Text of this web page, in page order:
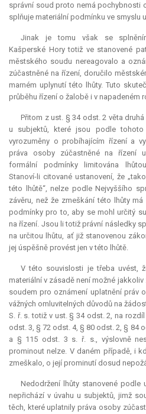
správní soud proto nemá pochybnosti
splňuje materiální podmínku ve smyslu
Jinak je tomu však se
Kašperské Hory totiž ve stanovené
městského soudu nereagovalo a
zúčastněné na řízení, doručilo
marném uplynutí této lhůty. Tuto
průběhu řízení o žalobě i v napadeném
Přitom z ust. § 34 odst. 2 věta
u subjektů, které jsou podle tohoto
vyrozuměny o probíhajícím řízení a
práva osoby zúčastněné na řízení
formální podmínky limitována
Stanoví-li citované ustanovení, že
této lhůtě“, nelze podle Nejvyššího
závěru, než že zmeškání této lhůty
podmínky pro to, aby se mohl určitý
na řízení. Jsou li totiž právní následky
na určitou lhůtu, ať již stanovenou
jej úspěšně provést jen v této lhůtě.
V této souvislosti je třeba uvést,
materiální v zásadě není možné
soudem pro oznámení uplatnění práv
vážných omluvitelných důvodů na
S. ř. s. totiž v ust. § 34 odst. 2, na
odst. 3, § 72 odst. 4, § 80 odst. 2, § 84
a § 115 odst. 3 s. ř. s., výslovně
prominout nelze. V daném případě, i
zmeškalo, o její prominutí dosud
Nedodržení lhůty stanovené
nepřichází v úvahu u subjektů, jimž
těch, které uplatnily práva osoby